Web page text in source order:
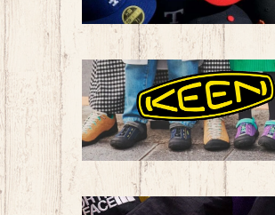
新体操
パークゴルフ
カジュアル・アウトドア
子ども用品
スケート
卓球
新体操
トレーニングシューズ